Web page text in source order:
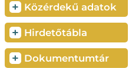
+ Közérdekű adatok
+ Hirdetőtábla
+ Dokumentumtár